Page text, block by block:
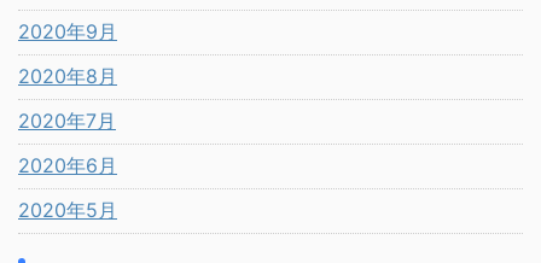
2020年9月
2020年8月
2020年7月
2020年6月
2020年5月